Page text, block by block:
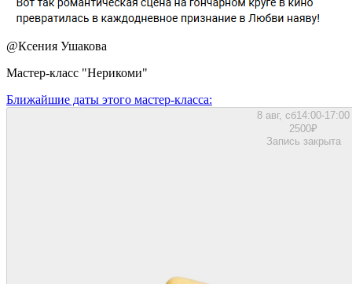
@Ксения Ушакова
Мастер-класс "Нерикоми"
Ближайшие даты этого мастер‑класса:
8 авг, сб14:00-17:00
2500₽
Запись закрыта